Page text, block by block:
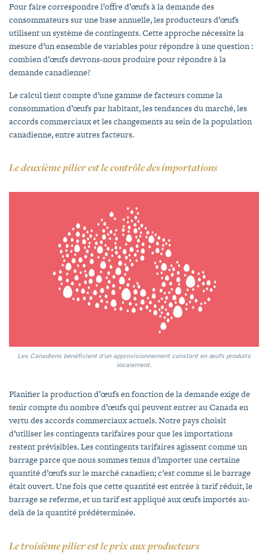
Pour faire correspondre l’offre d’œufs à la demande des
consommateurs sur une base annuelle, les producteurs d’œufs
utilisent un système de contingents. Cette approche nécessite la
mesure d’un ensemble de variables pour répondre à une question :
combien d’œufs devrons-nous produire pour répondre à la
demande canadienne?
Le calcul tient compte d’une gamme de facteurs comme la
consommation d’œufs par habitant, les tendances du marché, les
accords commerciaux et les changements au sein de la population
canadienne, entre autres facteurs.
Le deuxième pilier est le contrôle des importations
Les Canadiens bénéficient d’un approvisionnement constant en œufs produits
localement.
Planifier la production d’œufs en fonction de la demande exige de
tenir compte du nombre d’œufs qui peuvent entrer au Canada en
vertu des accords commerciaux actuels. Notre pays choisit
d’utiliser les contingents tarifaires pour que les importations
restent prévisibles. Les contingents tarifaires agissent comme un
barrage parce que nous sommes tenus d’importer une certaine
quantité d’œufs sur le marché canadien; c’est comme si le barrage
était ouvert. Une fois que cette quantité est entrée à tarif réduit, le
barrage se referme, et un tarif est appliqué aux œufs importés au-
delà de la quantité prédéterminée.
Le troisième pilier est le prix aux producteurs